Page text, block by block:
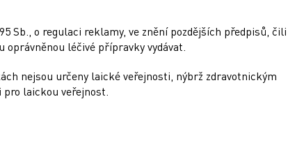
Sb., o regulaci reklamy, ve znění pozdějších předpisů, čili
léčivé přípravky vydávat.
nejsou určeny laické veřejnosti, nýbrž zdravotnickým
laickou veřejnost.